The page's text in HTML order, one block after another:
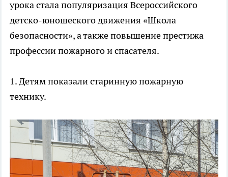
урока стала популяризация Всероссийского
детско-юношеского движения «Школа
безопасности», а также повышение престижа
профессии пожарного и спасателя.
1. Детям показали старинную пожарную
технику.